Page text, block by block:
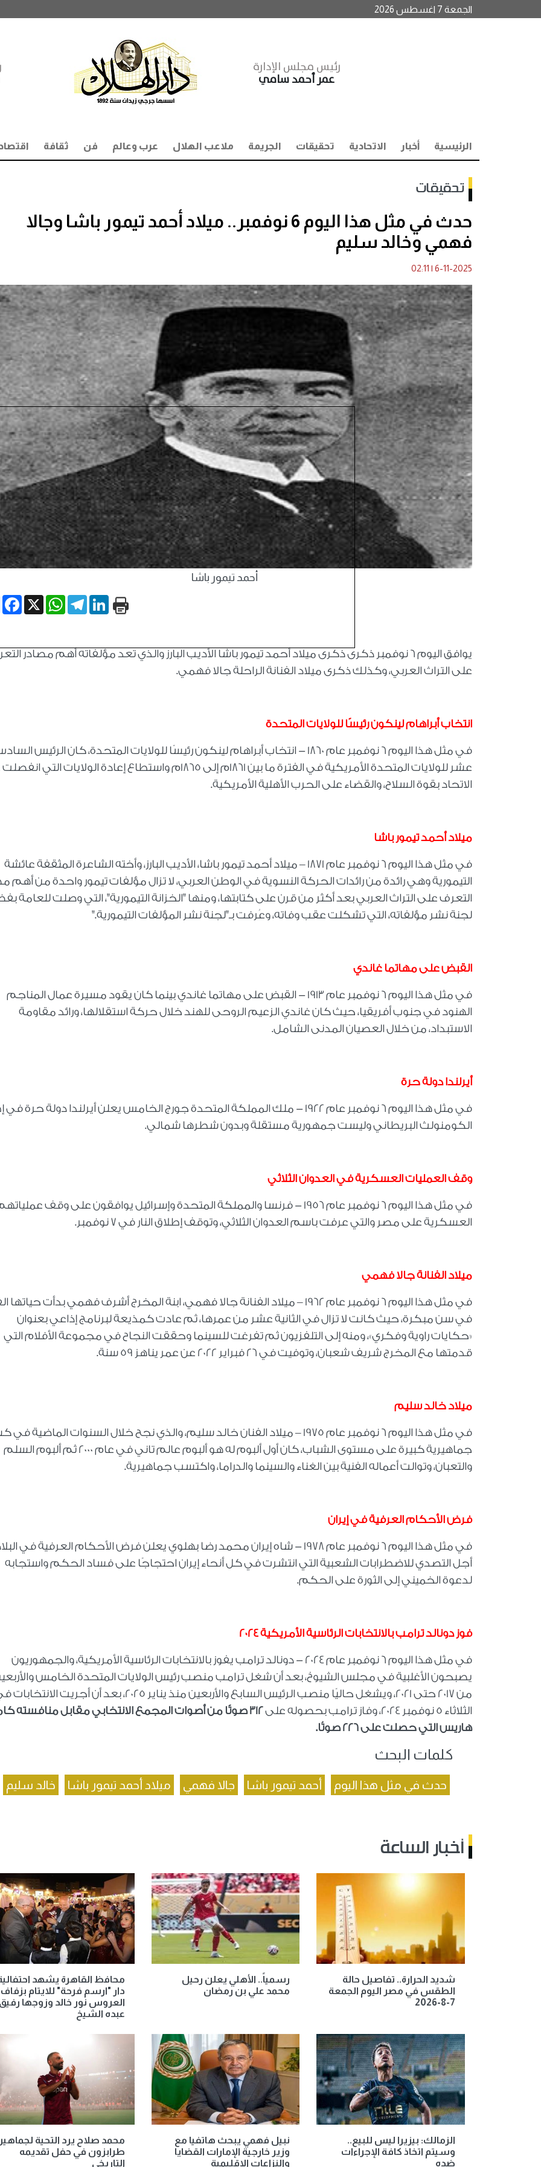
الجمعة 7 اغسطس 2026
رئيس مجلس الإدارة
عمر أحمد سامي
الرئيسية أخبار الاتحادية تحقيقات الجريمة ملاعب الهلال عرب وعالم فن ثقافة
تحقيقات
حدث في مثل هذا اليوم 6 نوفمبر.. ميلاد أحمد تيمور باشا وجالا
فهمي وخالد سليم
6-11-2025
|
02:11
أحمد تيمور باشا
X
WhatsApp
TelegramLinkedIn
يوافق اليوم 6 نوفمبر ذكرى ذكرى ميلاد أحمد تيمور باشا الأديب البارز والذي تعد مؤلفاته أهم مصادر
على التراث العربي، وكذلك ذكرى ميلاد الفنانة الراحلة جالا فهمي.
انتخاب أبراهام لينكون رئيسًا للولايات المتحدة
في مثل هذا اليوم 6 نوفمبر عام 1860 - انتخاب أبراهام لينكون رئيسًا للولايات المتحدة، كان الرئيس
عشر للولايات المتحدة الأمريكية في الفترة ما بين 1861م إلى 1865م واستطاع إعادة الولايات التي
الاتحاد بقوة السلاح، والقضاء على الحرب الأهلية الأمريكية.
ميلاد أحمد تيمور باشا
في مثل هذا اليوم 6 نوفمبر عام 1871 – ميلاد أحمد تيمور باشا، الأديب البارز، وأخته الشاعرة المثقفة عائشة
التيمورية وهي رائدة من رائدات الحركة النسوية في الوطن العربي، لا تزال مؤلفات تيمور واحدة من أهم
التعرف على التراث العربي بعد أكثر من قرن على كتابتها، ومنها "الخزانة التيمورية"، التي وصلت للعامة
لجنة نشر مؤلفاته، التي تشكلت عقب وفاته، وعُرفت بـ"لجنة نشر المؤلفات التيمورية".
القبض على مهاتما غاندي
في مثل هذا اليوم 6 نوفمبر عام 1913 - القبض على مهاتما غاندي بينما كان يقود مسيرة عمال المناجم
الهنود في جنوب أفريقيا، حيث كان غاندي الزعيم الروحى للهند خلال حركة استقلالها، ورائد مقاومة
الاستبداد، من خلال العصيان المدنى الشامل.
أيرلندا دولة حرة
في مثل هذا اليوم 6 نوفمبر عام 1922 - ملك المملكة المتحدة جورج الخامس يعلن أيرلندا دولة حرة في
الكومنولث البريطاني وليست جمهورية مستقلة وبدون شطرها شمالي.
وقف العمليات العسكرية في العدوان الثلاثي
في مثل هذا اليوم 6 نوفمبر عام 1956 - فرنسا والمملكة المتحدة وإسرائيل يوافقون على وقف
العسكرية على مصر والتي عرفت باسم العدوان الثلاثي، وتوقف إطلاق النار في 7 نوفمبر
.
ميلاد الفنانة جالا فهمي
في مثل هذا اليوم 6 نوفمبر عام 1962 – ميلاد الفنانة جالا فهمي، ابنة المخرج أشرف فهمي بدأت حياتها
في سن مبكرة، حيث كانت لا تزال في الثانية عشر من عمرها، ثم عادت كمذيعة لبرنامج إذاعي بعنوان
«حكايات راوية وفكري»، ومنه إلى التلفزيون ثم تفرغت للسينما وحققت النجاح في مجموعة الأفلام التي
قدمتها مع المخرج شريف شعبان، وتوفيت في 26 فبراير 2022 عن عمر يناهز 59 سنة
.
ميلاد خالد سليم
في مثل هذا اليوم 6 نوفمبر عام 1975 – ميلاد الفنان خالد سليم، والذي نجح خلال السنوات الماضية
جماهيرية كبيرة على مستوى الشباب، كان أول ألبوم له هو ألبوم عالم تاني في عام 2000 ثم ألبوم السلم
والتعبان، وتوالت أعماله الفنية بين الغناء والسينما والدراما، واكتسب جماهيرية.
فرض الأحكام العرفية في إيران
في مثل هذا اليوم 6 نوفمبر عام 1978 - شاه إيران محمد رضا بهلوي يعلن فرض الأحكام العرفية في
أجل التصدي للاضطرابات الشعبية التي انتشرت في كل أنحاء إيران احتجاجًا على فساد الحكم واستجابه
لدعوة الخميني إلى الثورة على الحكم.
فوز دونالد ترامب بالانتخابات الرئاسية الأمريكية 2024
في مثل هذا اليوم 6 نوفمبر عام 2024 - دونالد ترامب يفوز بالانتخابات الرئاسية الأمريكية، والجمهوريون
يصبحون الأغلبية في مجلس الشيوخ، بعد أن شغل ترامب منصب رئيس الولايات المتحدة الخامس
من 2017 حتى 2021، ويشغل حاليًا منصب الرئيس السابع والأربعين منذ يناير 2025، بعد أن أجريت
الثلاثاء 5 نوفمبر 2024، وفاز ترامب بحصوله على
312 صوتًا من أصوات المجمع الانتخابي مقابل منافسته
هاريس التي حصلت على 226 صوتُا.
كلمات البحث
حدث في مثل هذا اليوم أحمد تيمور باشا جالا فهمي ميلاد أحمد تيمور باشا خالد سليم
أخبار الساعة
شديد الحرارة.. تفاصيل حالة
الطقس في مصر اليوم الجمعة
7-8-2026
رسمياً.. الأهلي يعلن رحيل
محمد علي بن رمضان
محافظ القاهرة يشهد
دار "ارسم فرحة" للايتام بزفاف
العروس نور خالد وزوجها رفيق
عبده الشيخ
الزمالك: بيزيرا ليس للبيع..
وسيتم اتخاذ كافة الإجراءات
ضده
نبيل فهمي يبحث هاتفيا مع
وزير خارجية الإمارات القضايا
والنزاعات الإقليمية
محمد صلاح يرد التحية لجماهير
طرابزون في حفل تقديمه
التاريخي